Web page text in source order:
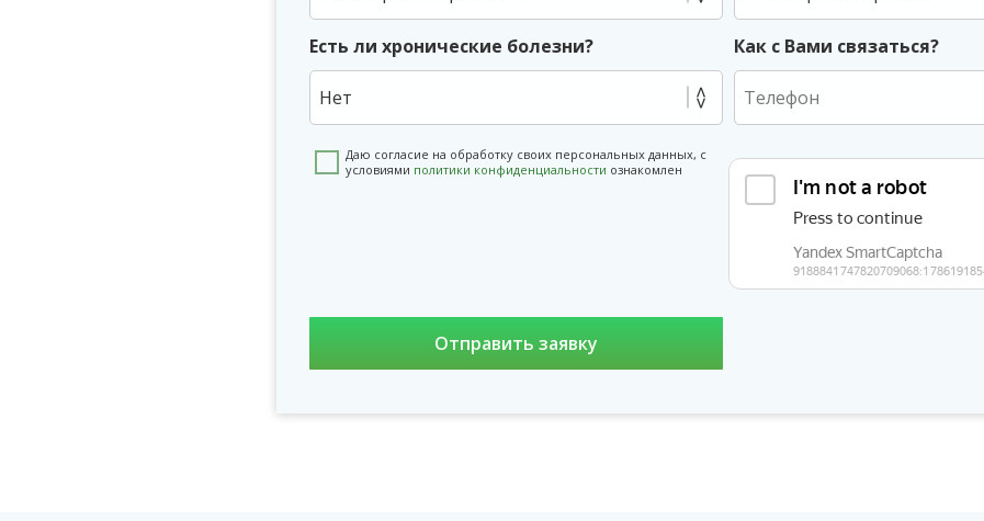
Есть ли хронические болезни?
Нет
Как с Вами связаться?
Даю согласие на обработку своих персональных данных, с
условиями политики конфиденциальности ознакомлен